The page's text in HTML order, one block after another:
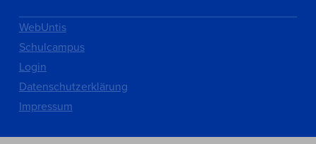
WebUntis
Schulcampus
Login
Datenschutzerklärung
Impressum